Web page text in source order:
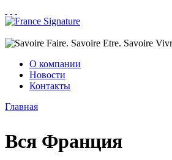
О компании
Новости
Контакты
Главная
Вся Франция